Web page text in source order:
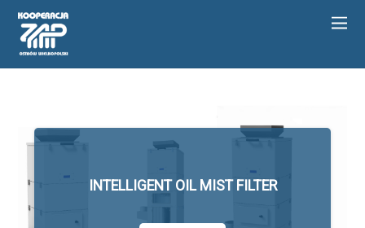
INTELLIGENT OIL MIST FILTER